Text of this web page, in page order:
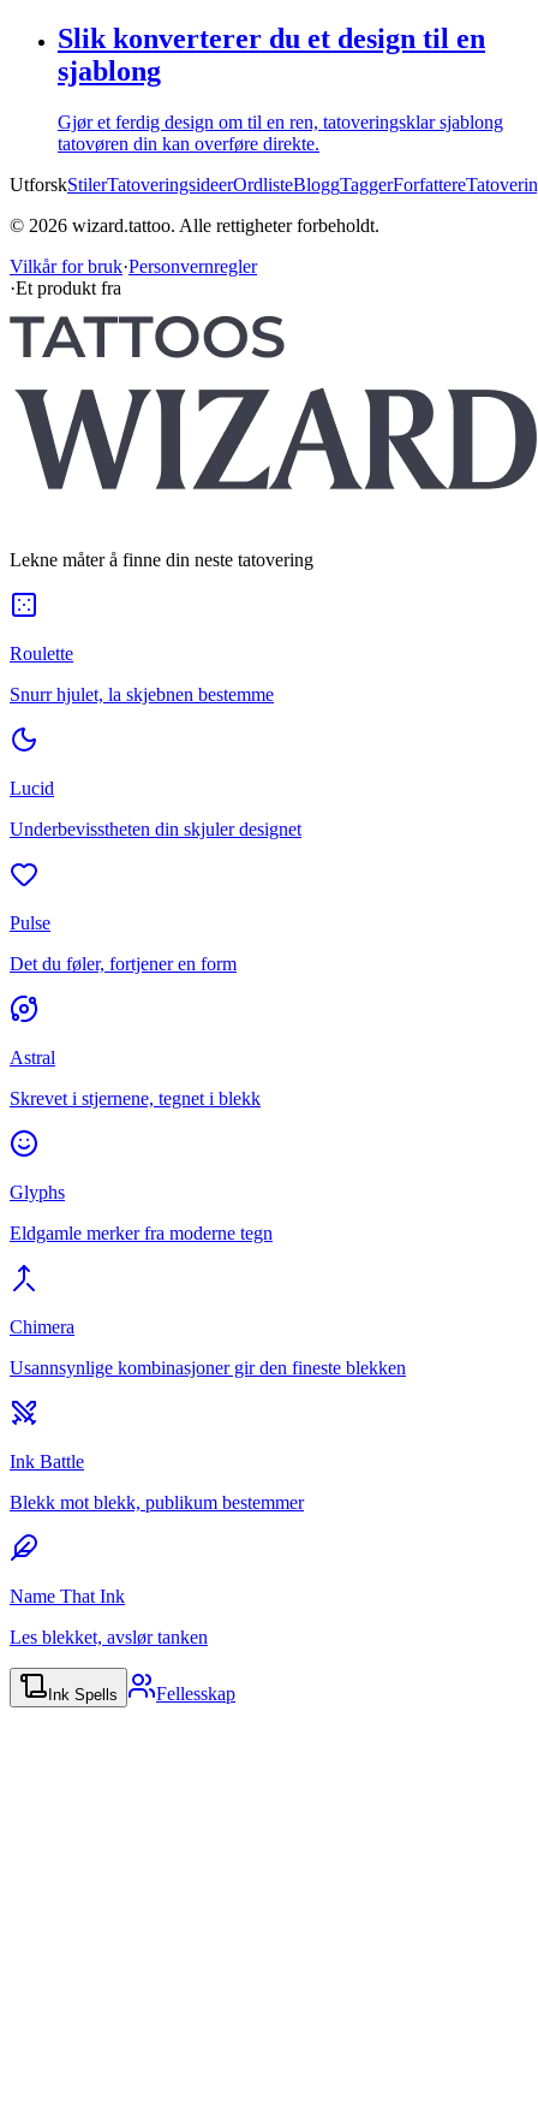
Slik konverterer du et design til en
sjablong
Gjør et ferdig design om til en ren, tatoveringsklar sjablong
tatovøren din kan overføre direkte.
UtforskStilerTatoveringsideerOrdlisteBloggTaggerForfattere
© 2026 wizard.tattoo. Alle rettigheter forbeholdt.
Vilkår for bruk·Personvernregler
·Et produkt fra
Lekne måter å finne din neste tatovering
Roulette
Snurr hjulet, la skjebnen bestemme
Lucid
Underbevisstheten din skjuler designet
Pulse
Det du føler, fortjener en form
Astral
Skrevet i stjernene, tegnet i blekk
Glyphs
Eldgamle merker fra moderne tegn
Chimera
Usannsynlige kombinasjoner gir den fineste blekken
Ink Battle
Blekk mot blekk, publikum bestemmer
Name That Ink
Les blekket, avslør tanken
Ink Spells Fellesskap